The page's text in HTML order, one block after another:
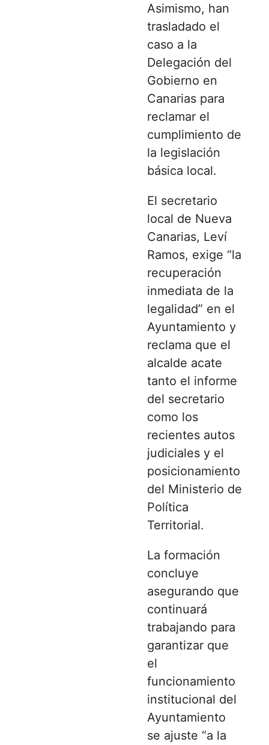
Asimismo, han
trasladado el
caso a la
Delegación del
Gobierno en
Canarias para
reclamar el
cumplimiento de
la legislación
básica local.
El secretario
local de Nueva
Canarias, Leví
Ramos, exige “la
recuperación
inmediata de la
legalidad” en el
Ayuntamiento y
reclama que el
alcalde acate
tanto el informe
del secretario
como los
recientes autos
judiciales y el
posicionamiento
del Ministerio de
Política
Territorial.
La formación
concluye
asegurando que
continuará
trabajando para
garantizar que
el
funcionamiento
institucional del
Ayuntamiento
se ajuste “a la